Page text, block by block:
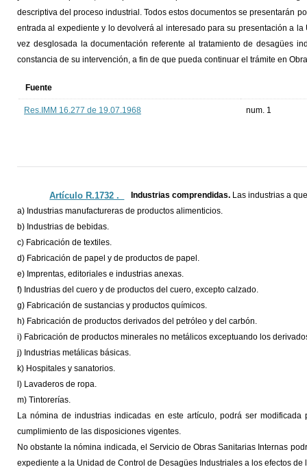
descriptiva del proceso industrial. Todos estos documentos se presentarán
entrada al expediente y lo devolverá al interesado para su presentación a
vez desglosada la documentación referente al tratamiento de desagües
constancia de su intervención, a fin de que pueda continuar el trámite en
Fuente
Res.IMM 16.277 de 19.07.1968 num. 1
Artículo R.1732 ._ Industrias comprendidas. Las industrias a
a) Industrias manufactureras de productos alimenticios.
b) Industrias de bebidas.
c) Fabricación de textiles.
d) Fabricación de papel y de productos de papel.
e) Imprentas, editoriales e industrias anexas.
f) Industrias del cuero y de productos del cuero, excepto calzado.
g) Fabricación de sustancias y productos químicos.
h) Fabricación de productos derivados del petróleo y del carbón.
i) Fabricación de productos minerales no metálicos exceptuando los
j) Industrias metálicas básicas.
k) Hospitales y sanatorios.
l) Lavaderos de ropa.
m) Tintorerías.
La nómina de industrias indicadas en este artículo, podrá ser
cumplimiento de las disposiciones vigentes.
No obstante la nómina indicada, el Servicio de Obras Sanitarias Internas
expediente a la Unidad de Control de Desagües Industriales a los efectos